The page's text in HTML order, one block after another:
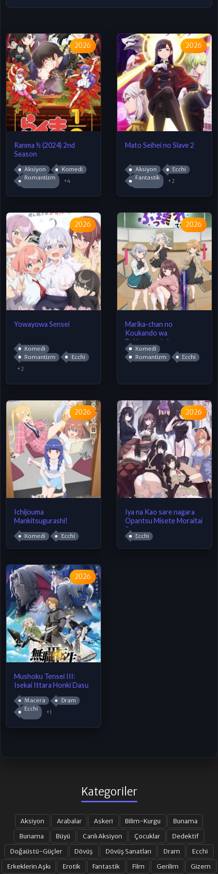
2026
Ranma ½ (2024) 2nd
Season
Aksiyon
Komedi
Romantizm
+4
2026
Mato Seihei no Slave 2
Aksiyon
Ecchi
Fantastik
+2
2026
Yowayowa Sensei
Komedi
Romantizm
Ecchi
+2
2026
Marika-chan no
Koukando wa
Bukkowareteiru
Komedi
Romantizm
Ecchi
2026
Ichijouma
Mankitsugurashi!
Komedi Ecchi
2026
Iya na Kao sare nagara
Opantsu Misete Moraitai
Returns
Ecchi
2026
Mushoku Tensei III:
Isekai Ittara Honki Dasu
Macera
Dram
Ecchi
+1
Kategoriler
Aksiyon Arabalar Askeri Bilim-Kurgu
Bunama
Bunama
Büyü Canlı Aksiyon Çocuklar
Dedektif
Doğaüstü-Güçler
Dövüş Dövüş Sanatları Dram
Ecchi
Erkeklerin Aşkı
Erotik Fantastik Film Gerilim Gizem